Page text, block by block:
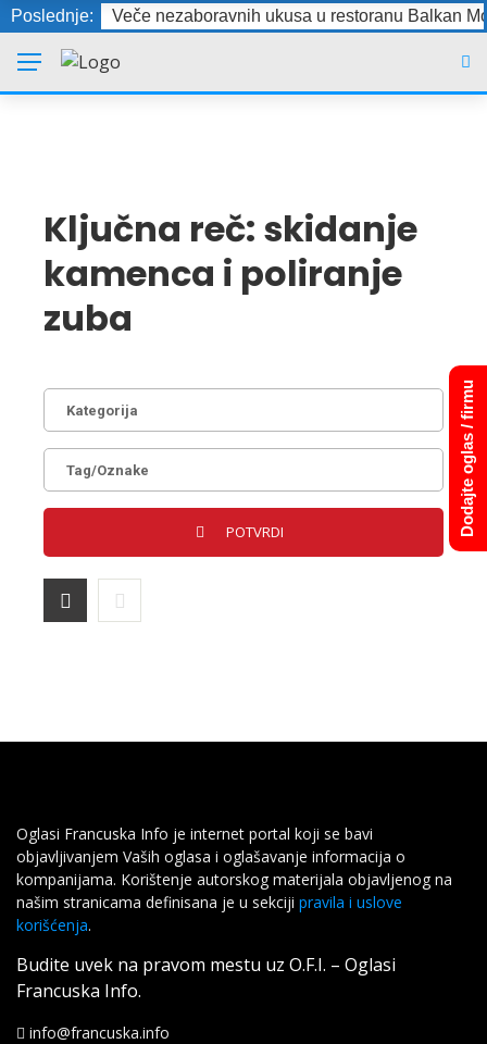
Poslednje: Veče nezaboravnih ukusa u restoranu Balkan
Ključna reč: skidanje
kamenca i poliranje
zuba
Oglasi Francuska Info je internet portal koji se bavi
objavljivanjem Vaših oglasa i oglašavanje informacija o
kompanijama. Korištenje autorskog materijala objavljenog na
našim stranicama definisana je u sekciji pravila i uslove
korišćenja.
Budite uvek na pravom mestu uz O.F.I. – Oglasi
Francuska Info.
info@francuska.info
Dodajte oglas / firmu